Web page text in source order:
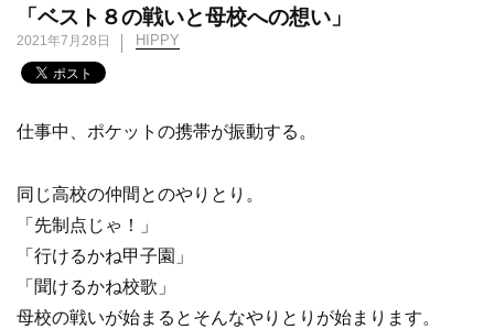
「ベスト８の戦いと母校への想い」
2021年7月28日 HIPPY
仕事中、ポケットの携帯が振動する。
同じ高校の仲間とのやりとり。
「先制点じゃ！」
「行けるかね甲子園」
「聞けるかね校歌」
母校の戦いが始まるとそんなやりとりが始まります。